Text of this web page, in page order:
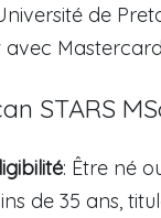
de
STARS
: Être né
de 35 ans,